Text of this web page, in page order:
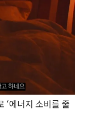
‘에너지 소비를 줄